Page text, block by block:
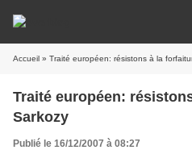
Accueil » Traité européen: résistons à la
Traité européen:
Sarkozy
Publié le 16/12/2007 à 08:27